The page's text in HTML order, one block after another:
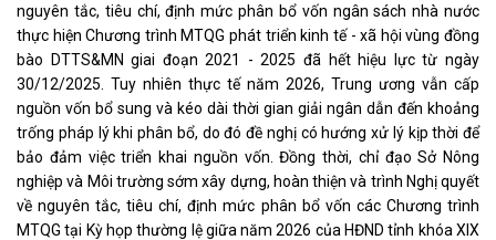
nguyên tắc, tiêu chí, định mức phân bổ vốn ngân sách nhà nước
thực hiện Chương trình MTQG phát triển kinh tế - xã hội vùng đồng
bào DTTS&MN giai đoạn 2021 - 2025 đã hết hiệu lực từ ngày
30/12/2025. Tuy nhiên thực tế năm 2026, Trung ương vẫn cấp
nguồn vốn bổ sung và kéo dài thời gian giải ngân dẫn đến khoảng
trống pháp lý khi phân bổ, do đó đề nghị có hướng xử lý kịp thời để
bảo đảm việc triển khai nguồn vốn. Đồng thời, chỉ đạo Sở Nông
nghiệp và Môi trường sớm xây dựng, hoàn thiện và trình Nghị quyết
về nguyên tắc, tiêu chí, định mức phân bổ vốn các Chương trình
MTQG tại Kỳ họp thường lệ giữa năm 2026 của HĐND tỉnh khóa XIX